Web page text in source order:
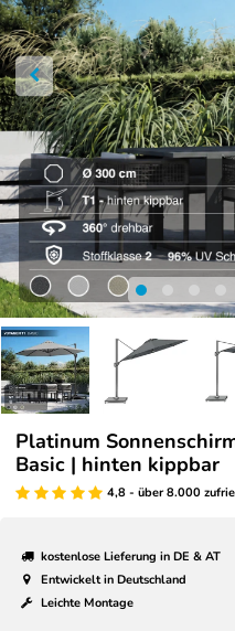
Platinum
Basic | hinten kippbar
4,8 - über 8.000
kostenlose Lieferung in DE & AT
Entwickelt in Deutschland
Leichte Montage